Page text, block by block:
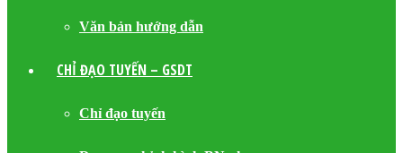
Văn bản hướng dẫn
CHỈ ĐẠO TUYẾN – GSDT
Chỉ đạo tuyến